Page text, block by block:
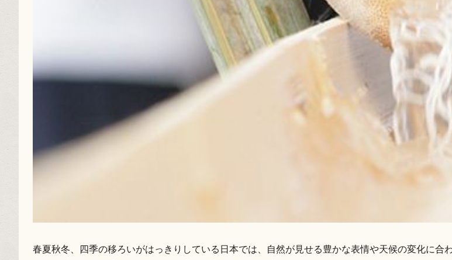
春夏秋冬、四季の移ろいがはっきりしている日本では、自然が見せる豊かな表情や天候の変化に